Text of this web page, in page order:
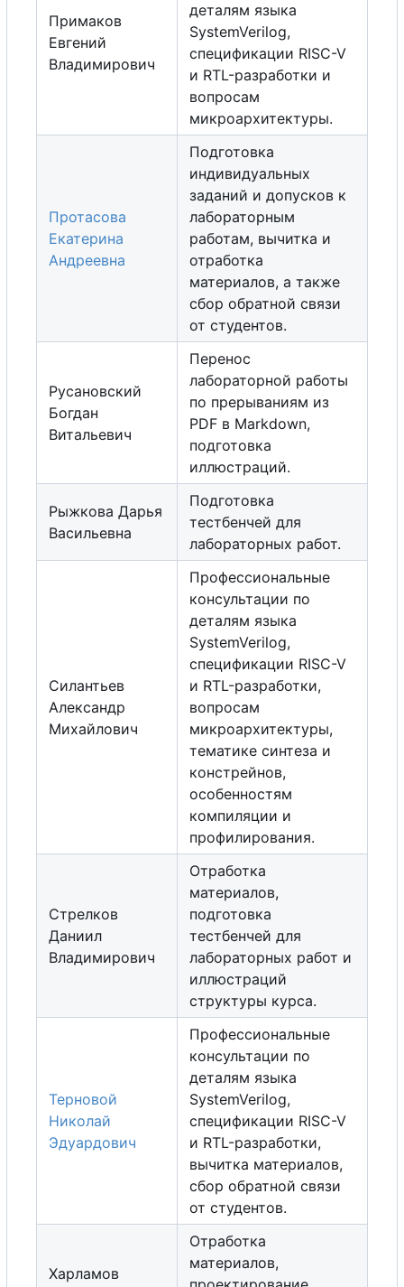
Примаков
Евгений
Владимирович
деталям языка
SystemVerilog,
спецификации RISC-V
и RTL-разработки и
вопросам
микроархитектуры.
Протасова
Екатерина
Андреевна
Подготовка
индивидуальных
заданий и допусков к
лабораторным
работам, вычитка и
отработка
материалов, а также
сбор обратной связи
от студентов.
Русановский
Богдан
Витальевич
Перенос
лабораторной работы
по прерываниям из
PDF в Markdown,
подготовка
иллюстраций.
Рыжкова Дарья
Васильевна
Подготовка
тестбенчей для
лабораторных работ.
Силантьев
Александр
Михайлович
Профессиональные
консультации по
деталям языка
SystemVerilog,
спецификации RISC-V
и RTL-разработки,
вопросам
микроархитектуры,
тематике синтеза и
констрейнов,
особенностям
компиляции и
профилирования.
Стрелков
Даниил
Владимирович
Отработка
материалов,
подготовка
тестбенчей для
лабораторных работ и
иллюстраций
структуры курса.
Терновой
Николай
Эдуардович
Профессиональные
консультации по
деталям языка
SystemVerilog,
спецификации RISC-V
и RTL-разработки,
вычитка материалов,
сбор обратной связи
от студентов.
Харламов
Отработка
материалов,